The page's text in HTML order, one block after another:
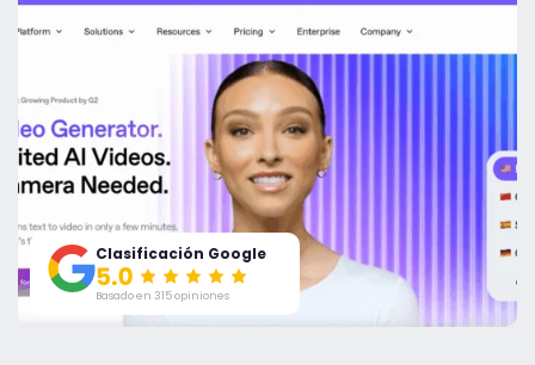
Clasificación Google
Basado en 315 opiniones